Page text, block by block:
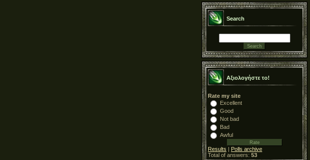
Search
Αξιολογήστε το!
Rate my site
Excellent
Good
Not bad
Bad
Awful
Results | Polls archive
Total of answers: 53